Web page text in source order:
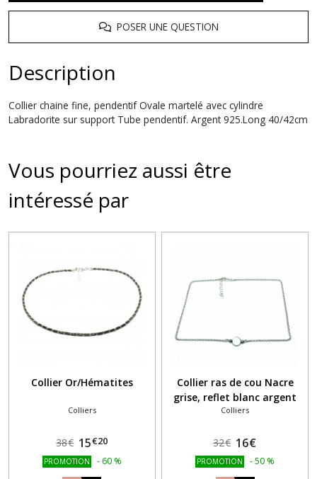
POSER UNE QUESTION
Description
Collier chaine fine, pendentif Ovale martelé avec cylindre
Labradorite sur support Tube pendentif. Argent 925.Long 40/42cm
Vous pourriez aussi être
intéressé par
Collier Or/Hématites
Colliers
38€ 15€20
PROMOTION - 60 %
Collier ras de cou Nacre
grise, reflet blanc argent
925
Colliers
32€ 16€
PROMOTION -50 %